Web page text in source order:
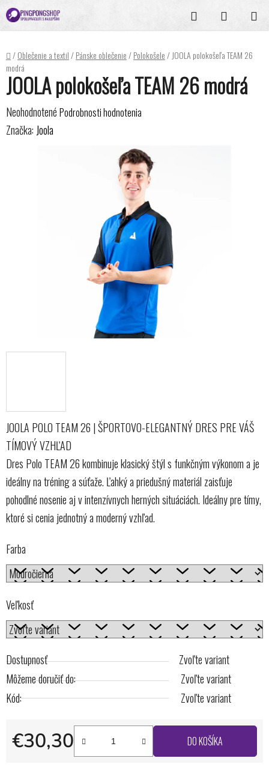
Prejsť
na
obsah
Hľadať
KOŠÍK
Domov
/Oblečenie a textil/Pánske oblečenie/Polokošele/JOOLA polokošeľa TEAM 26
modrá
JOOLA POLO TEAM 26 | ŠPORTOVO-ELEGANTNÝ DRES PRE VÁŠ
TÍMOVÝ VZHĽAD
Dres Polo TEAM 26 kombinuje klasický štýl s funkčným výkonom a je
ideálny na tréning a súťaže. Ľahký a priedušný materiál zaisťuje
pohodlné nosenie aj v intenzívnych herných situáciách. Ideálny pre tímy,
ktoré si cenia jednotný a moderný vzhľad.
Farba
Veľkosť
Dostupnosť
Zvoľte variant
Môžeme doručiť do:
Zvoľte variant
Kód:
Zvoľte variant
€30,30 DO KOŠÍKA
JOOLA polokošeľa TEAM 26 modrá
Priemerné
hodnotenie
Neohodnotené Podrobnosti hodnotenia
Značka: Joola